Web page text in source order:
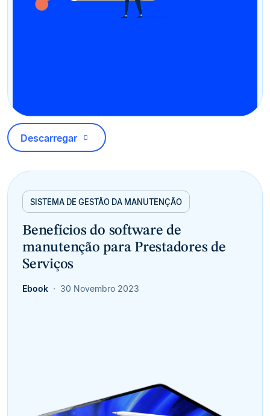
Descarregar
SISTEMA DE GESTÃO DA MANUTENÇÃO
Benefícios do software de
manutenção para Prestadores de
Serviços
Ebook 30 Novembro 2023